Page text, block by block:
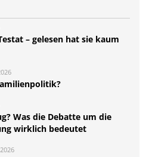
– gelesen hat sie kaum
Was die Debatte um die
wirklich bedeutet